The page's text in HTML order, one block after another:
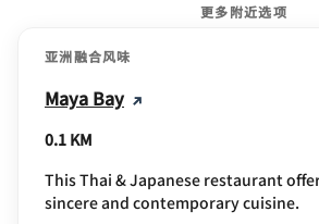
更多附近选项
亚洲融合风味
Maya Bay
0.1 KM
This Thai & Japanese restaurant
sincere and contemporary cuisine.